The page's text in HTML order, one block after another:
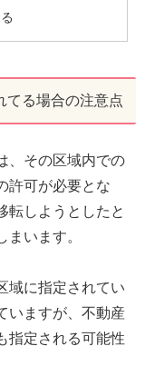
る場合の注意点
、その区域内での
許可が必要とな
転しようとしたと
います。
域に指定されてい
いますが、不動産
指定される可能性